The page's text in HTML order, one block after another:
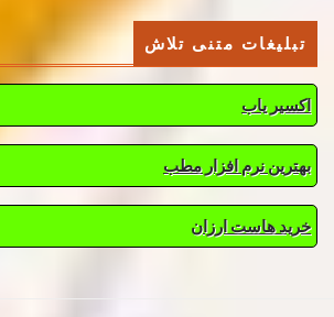
تبلیغات متنی تلاش
اکسیر یاب
بهترین نرم افزار مطب
خرید هاست ارزان